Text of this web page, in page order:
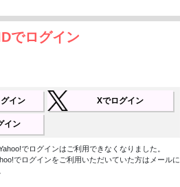
でログイン
イン Xでログイン
イン
でログインはご利用できなくなりました。
でログインをご利用いただいていた方はメールに